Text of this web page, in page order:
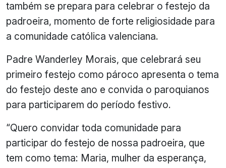
também se prepara para celebrar o festejo da
padroeira, momento de forte religiosidade para
a comunidade católica valenciana.
Padre Wanderley Morais, que celebrará seu
primeiro festejo como pároco apresenta o tema
do festejo deste ano e convida o paroquianos
para participarem do período festivo.
“Quero convidar toda comunidade para
participar do festejo de nossa padroeira, que
tem como tema: Maria, mulher da esperança,